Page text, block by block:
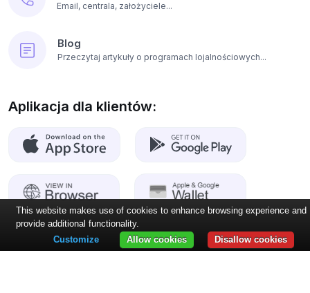
Email, centrala, założyciele...
Blog
Przeczytaj artykuły o programach lojalnościowych...
Aplikacja dla klientów:
This website makes use of cookies to enhance browsing experience and
provide additional functionality.
Disallow cookies
Allow cookies
Customize